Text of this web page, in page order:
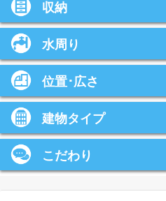
収納
水周り
位置･広さ
建物タイプ
こだわり